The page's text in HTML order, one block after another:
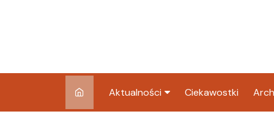
Aktualności Ciekawostki